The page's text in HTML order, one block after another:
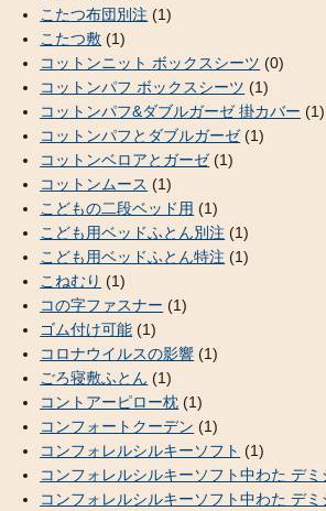
こたつ布団別注 (1)
こたつ敷 (1)
コットンニット ボックスシーツ (0)
コットンパフ ボックスシーツ (1)
コットンパフ&ダブルガーゼ 掛カバー (1)
コットンパフとダブルガーゼ(1)
コットンベロアとガーゼ(1)
コットンムース (1)
こどもの二段ベッド用 (1)
こども用ベッドふとん別注 (1)
こども用ベッドふとん特注 (1)
こねむり (1)
コの字ファスナー (1)
ゴム付け可能 (1)
コロナウイルスの影響 (1)
ごろ寝敷ふとん (1)
コントアーピロー枕 (1)
コンフォートクーデン (1)
コンフォレルシルキーソフト (1)
コンフォレルシルキーソフト中わた デミ
コンフォレルシルキーソフト中わた デ